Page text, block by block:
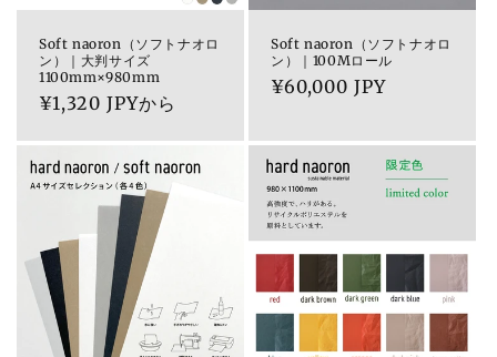
Soft naoron（ソフトナオロ
ン）｜大判サイズ
1100mm×980mm
通
価
格
¥1,320 JPYから
Soft naoron（ソフトナオロ
ン）｜100Mロール
通
格
¥60,000 JPY